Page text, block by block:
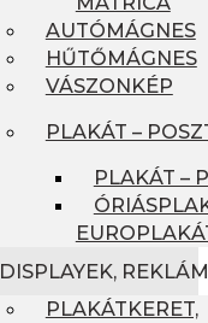
AUTÓMÁGNES
HŰTŐMÁGNES
VÁSZONKÉP
PLAKÁT –
PLAKÁT –
DISPLAYEK,
PLAKÁTKERET,